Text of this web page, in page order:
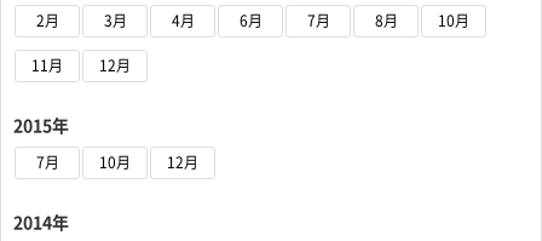
2月 3月 4月 6月 7月 8月 10月
11月 12月
2015年
7月 10月 12月
2014年